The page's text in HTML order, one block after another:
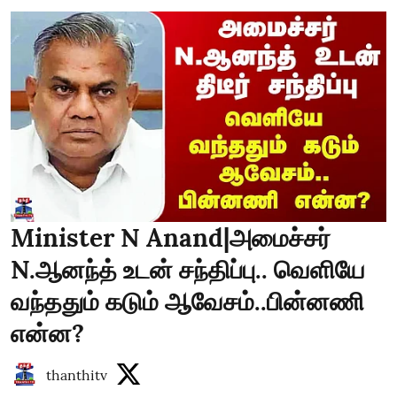
Minister N Anand|அமைச்சர்
N.ஆனந்த் உடன் சந்திப்பு.. வெளியே
வந்ததும் கடும் ஆவேசம்..பின்னணி
என்ன?
thanthitv